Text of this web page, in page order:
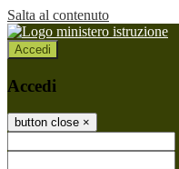
Salta al contenuto
Accedi
Accedi
button close ×